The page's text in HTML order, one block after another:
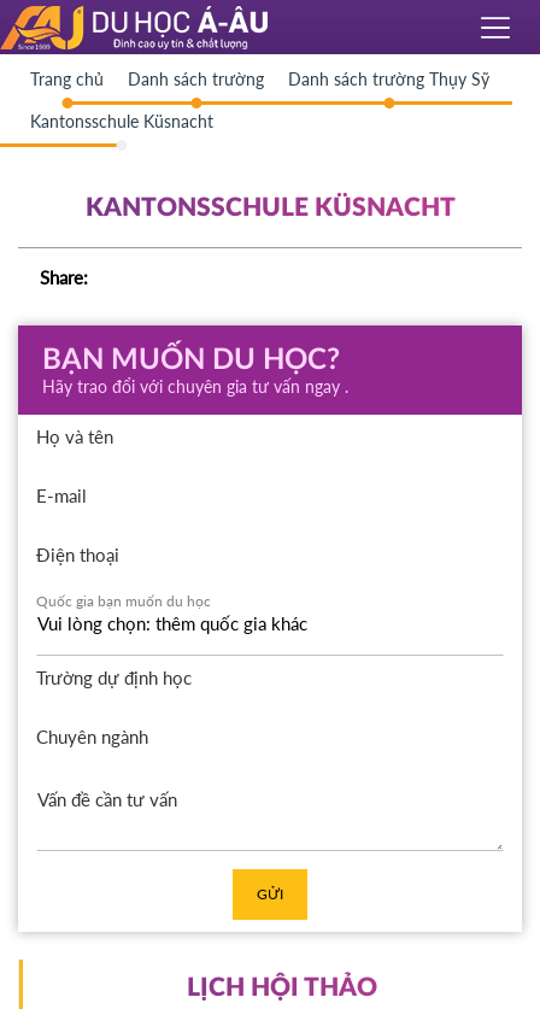
Trang chủ Danh sách trường Danh sách trường Thụy Sỹ
Kantonsschule Küsnacht
KANTONSSCHULE KÜSNACHT
Share:
BẠN MUỐN DU HỌC?
Hãy trao đổi với chuyên gia tư vấn ngay .
Họ và tên
E-mail
Điện thoại
Quốc gia bạn muốn du học
Trường dự định học
Chuyên ngành
GỬI
LỊCH HỘI THẢO